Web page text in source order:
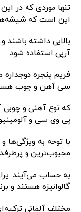
تنها موردی که در
این است که
بالایی داشته باشند
آرپی استفاده شود.
فریم پنجره
سی آهن و چوب
که نوع آهنی و چوبی
پی وی سی و
با توجه به ویژگی‌ها
محبوب‌ترین و
به حساب می‌آیند.
گالوانیزه هستند و
مختلف آلمانی